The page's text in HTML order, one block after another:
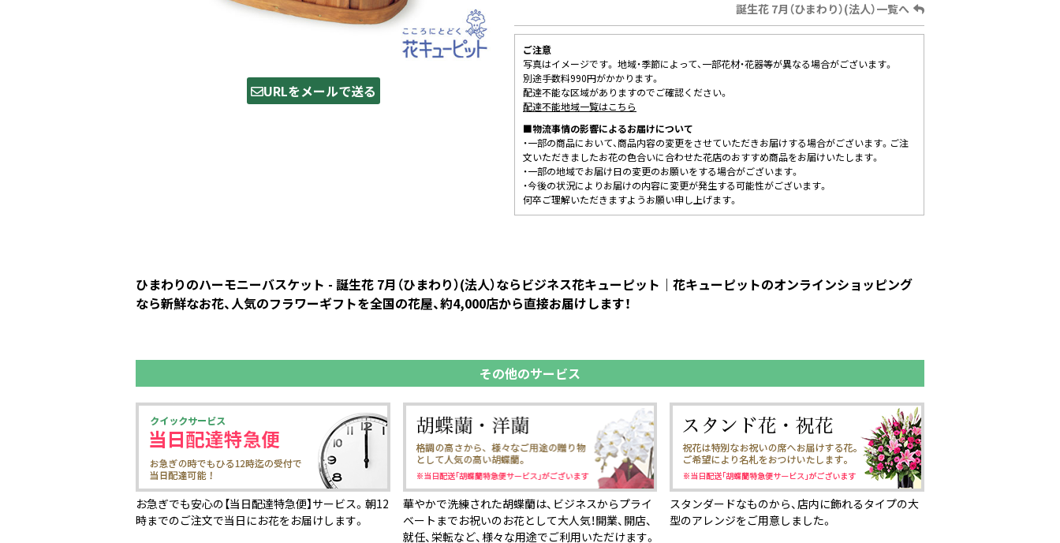
URLをメールで送る
誕生花 7月（ひまわり）(法人）一覧へ
ご注意
写真はイメージです。 地域・季節によって、一部花材・花器等が異なる場合がございます。
別途手数料990円がかかります。
配達不能な区域がありますのでご確認ください。
配達不能地域一覧はこちら
■物流事情の影響によるお届けについて
・一部の商品において、商品内容の変更をさせていただきお届けする場合がございます。ご注
文いただきましたお花の色合いに合わせた花店のおすすめ商品をお届けいたします。
・一部の地域でお届け日の変更のお願いをする場合がございます。
・今後の状況によりお届けの内容に変更が発生する可能性がございます。
何卒ご理解いただきますようお願い申し上げます。
ひまわりのハーモニーバスケット - 誕生花 7月（ひまわり）(法人）ならビジネス花キューピット｜花キューピットのオンラインショッピング
なら新鮮なお花、人気のフラワーギフトを全国の花屋、約4,000店から直接お届けします！
その他のサービス
お急ぎでも安心の【当日配達特急便】サービス。朝12
時までのご注文で当日にお花をお届けします。
華やかで洗練された胡蝶蘭は、ビジネスからプライ
ベートまでお祝いのお花として大人気！開業、開店、
就任、栄転など、様々な用途でご利用いただけます。
スタンダードなものから、店内に飾れるタイプの大
型のアレンジをご用意しました。